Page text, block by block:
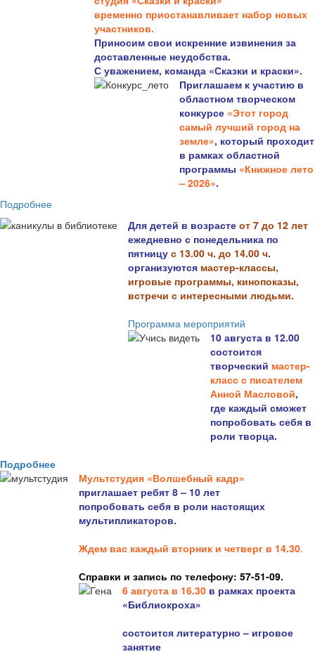
временно приостанавливает набор новых
участников.
Приносим свои искренние извинения за
доставленные неудобства.
С уважением, команда «Сказки и краски».
Приглашаем к участию в
областном творческом
конкурсе «Этот город
самый лучший город на
земле», который проходит
в рамках областной
программы «Книжное лето
– 2026».
Подробнее
Для детей в возрасте от 7 до 12 лет
ежедневно с понедельника по
пятницу с 13.00 ч. до 14.00 ч.
организуются мастер-классы,
игровые программы, кинопоказы,
встречи с интересными людьми.
Программа мероприятий
10 августа в 12.00
состоится
творческий мастер-
класс с писателем
Анной Масловой,
где каждый сможет
попробовать себя в
роли творца.
Подробнее
Мультстудия «Волшебный кадр»
приглашает ребят 8 – 10 лет
попробовать себя в роли настоящих
мультипликаторов.
Ждем вас каждый вторник и четверг в 14.30.
Справки и запись по телефону: 57-51-09.
6 августа в 16.30 в рамках проекта
«Библиокроха»
состоится литературно – игровое
занятие